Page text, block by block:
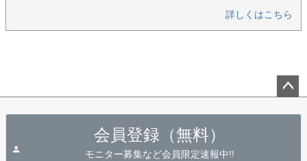
詳しくはこちら
会員登録（無料）
モニター募集など会員限定速報中!!